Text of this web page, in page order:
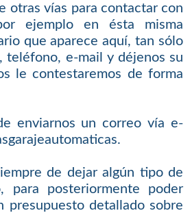
otras vías para contactar con
ejemplo en ésta misma
que aparece aquí, tan sólo
teléfono, e-mail y déjenos su
le contestaremos de forma
enviarnos un correo vía e-
de dejar algún tipo de
para posteriormente poder
presupuesto detallado sobre